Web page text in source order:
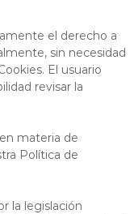
el derecho a
sin necesidad
El usuario
revisar la
materia de
Política de
la legislación